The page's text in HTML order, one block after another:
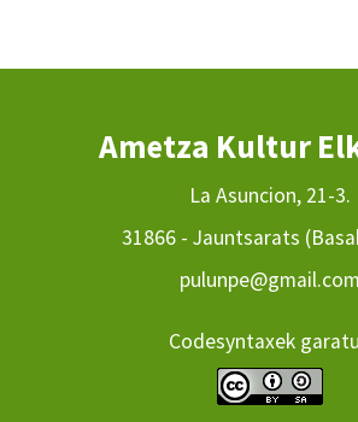
Ametza Kultur
La Asuncion, 21-3.
31866 - Jauntsarats
pulunpe@gmail.com
Codesyntaxek